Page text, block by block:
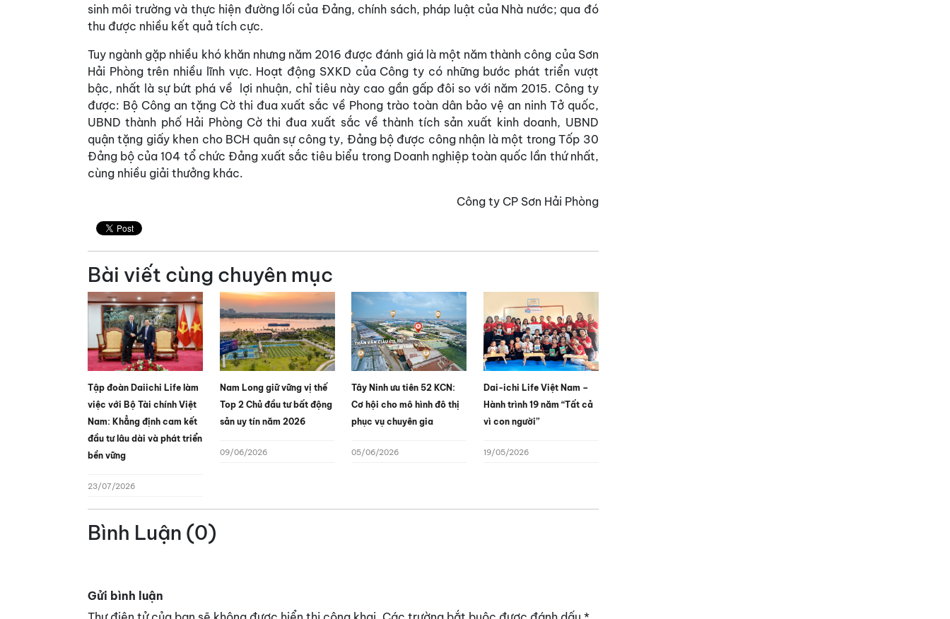
sinh môi trường và thực hiện đường lối của Đảng, chính sách, pháp luật của Nhà nước; qua đó
thu được nhiều kết quả tích cực.
Tuy ngành gặp nhiều khó khăn nhưng năm 2016 được đánh giá là một năm thành công của Sơn
Hải Phòng trên nhiều lĩnh vực. Hoạt động SXKD của Công ty có những bước phát triển vượt
bậc, nhất là sự bứt phá về lợi nhuận, chỉ tiêu này cao gần gấp đôi so với năm 2015. Công ty
được: Bộ Công an tặng Cờ thi đua xuất sắc về Phong trào toàn dân bảo vệ an ninh Tở quốc,
UBND thành phố Hải Phòng Cờ thi đua xuất sắc về thành tích sản xuất kinh doanh, UBND
quận tặng giấy khen cho BCH quân sự công ty, Đảng bộ được công nhận là một trong Tốp 30
Đảng bộ của 104 tổ chức Đảng xuất sắc tiêu biểu trong Doanh nghiệp toàn quốc lần thứ nhất,
cùng nhiều giải thưởng khác.
Công ty CP Sơn Hải Phòng
Bài viết cùng chuyên mục
Tập đoàn Daiichi Life làm
việc với Bộ Tài chính Việt
Nam: Khẳng định cam kết
đầu tư lâu dài và phát triển
bền vững
23/07/2026
Nam Long giữ vững vị thế
Top 2 Chủ đầu tư bất động
sản uy tín năm 2026
09/06/2026
Tây Ninh ưu tiên 52 KCN:
Cơ hội cho mô hình đô thị
phục vụ chuyên gia
05/06/2026
Dai-ichi Life Việt Nam –
Hành trình 19 năm “Tất cả
vì con người”
19/05/2026
Bình Luận (0)
Gửi bình luận